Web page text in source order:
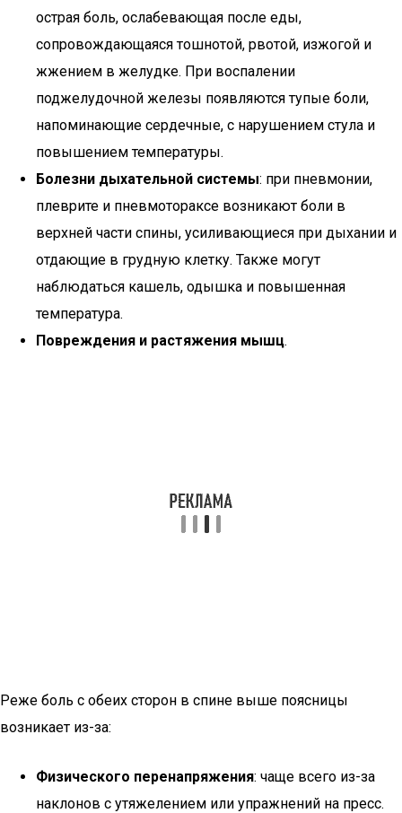
острая боль, ослабевающая после еды,
сопровождающаяся тошнотой, рвотой, изжогой и
жжением в желудке. При воспалении
поджелудочной железы появляются тупые боли,
напоминающие сердечные, с нарушением стула и
повышением температуры.
Болезни дыхательной системы: при пневмонии,
плеврите и пневмотораксе возникают боли в
верхней части спины, усиливающиеся при дыхании и
отдающие в грудную клетку. Также могут
наблюдаться кашель, одышка и повышенная
температура.
Повреждения и растяжения мышц.
Реже боль с обеих сторон в спине выше поясницы
возникает из-за:
Физического перенапряжения: чаще всего из-за
наклонов с утяжелением или упражнений на пресс.